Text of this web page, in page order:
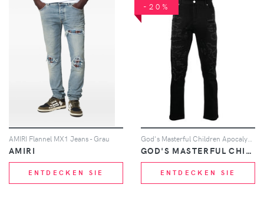
AMIRI Flannel MX1 Jeans - Grau
AMIRI
ENTDECKEN SIE
-20%
GOD'S MASTERFUL CHILDREN
ENTDECKEN SIE